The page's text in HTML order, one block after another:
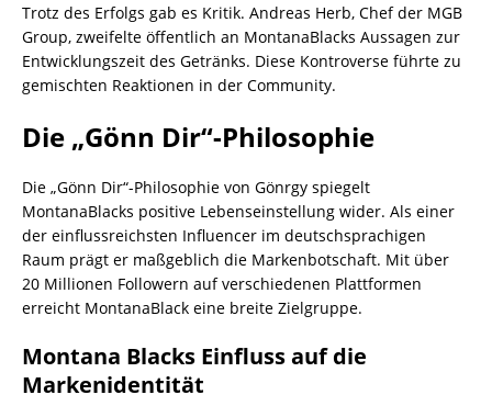
Trotz des Erfolgs gab es Kritik. Andreas Herb, Chef der MGB
Group, zweifelte öffentlich an MontanaBlacks Aussagen zur
Entwicklungszeit des Getränks. Diese Kontroverse führte zu
gemischten Reaktionen in der Community.
Die „Gönn Dir“-Philosophie
Die „Gönn Dir“-Philosophie von Gönrgy spiegelt
MontanaBlacks positive Lebenseinstellung wider. Als einer
der einflussreichsten Influencer im deutschsprachigen
Raum prägt er maßgeblich die Markenbotschaft. Mit über
20 Millionen Followern auf verschiedenen Plattformen
erreicht MontanaBlack eine breite Zielgruppe.
Montana Blacks Einfluss auf die
Markenidentität